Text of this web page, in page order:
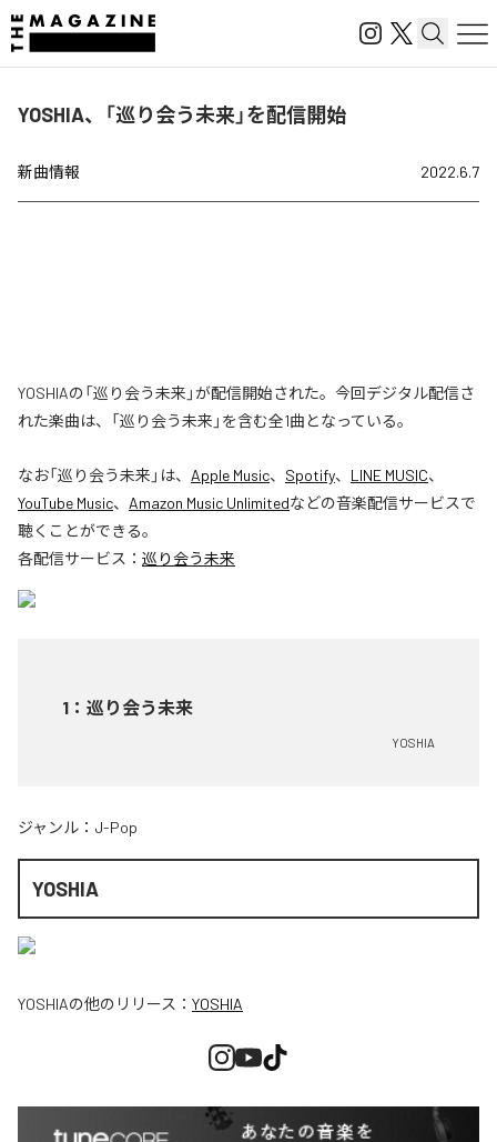
YOSHIA、「巡り会う未来」を配信開始
新曲情報 2022.6.7
YOSHIAの「巡り会う未来」が配信開始された。今回デジタル配信さ
れた楽曲は、「巡り会う未来」を含む全1曲となっている。
なお「巡り会う未来 」は、 Apple Music、 Spotify、 LINE MUSIC、
YouTube Music、 Amazon Music Unlimitedなどの音楽配信サービスで
聴くことができる。
各配信サービス： 巡り会う未来
1 ： 巡り会う未来
YOSHIA
ジャンル： J-Pop
YOSHIA
YOSHIAの他のリリース： YOSHIA